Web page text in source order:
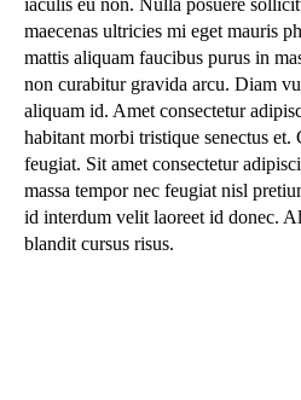
iaculis eu non. Nulla posuere
maecenas ultricies mi eget mauris
mattis aliquam faucibus purus in
non curabitur gravida arcu. Diam
aliquam id. Amet consectetur
habitant morbi tristique senectus et.
feugiat. Sit amet consectetur
massa tempor nec feugiat nisl
id interdum velit laoreet id donec.
blandit cursus risus.